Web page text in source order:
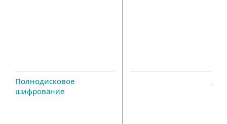
Полнодисковое
шифрование